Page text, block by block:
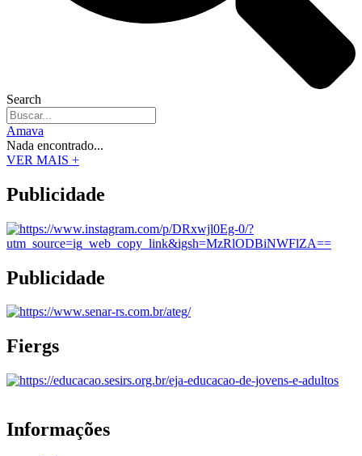
Search
Amava
Nada encontrado...
VER MAIS +
Publicidade
Publicidade
Fiergs
Informações